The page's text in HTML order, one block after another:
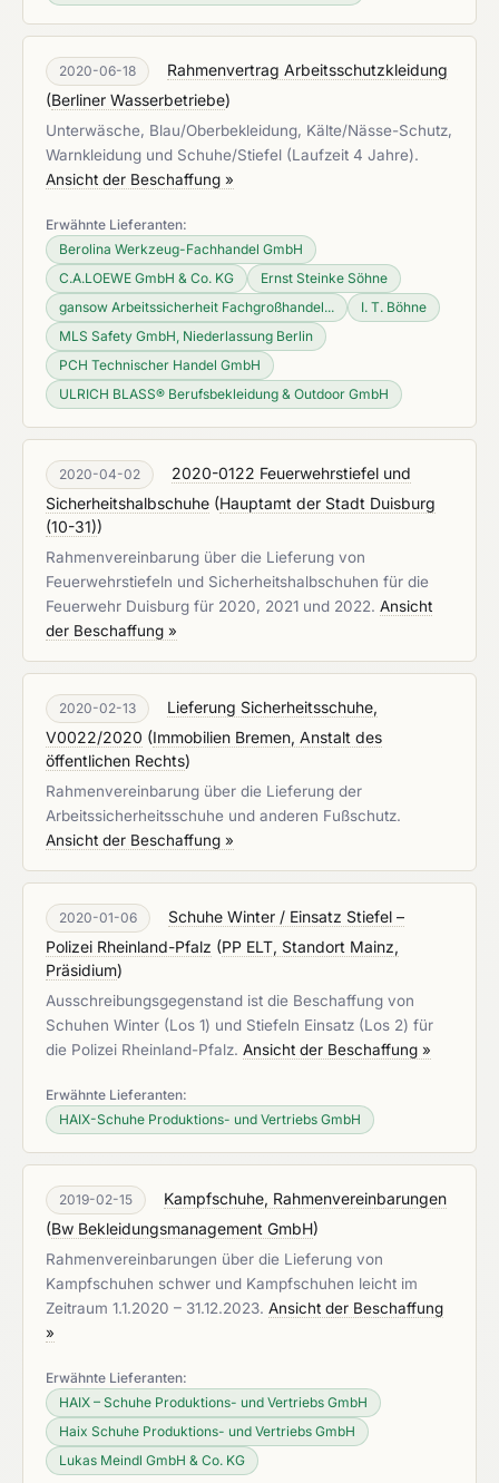
2020-06-18
Rahmenvertrag Arbeitsschutzkleidung
(Berliner Wasserbetriebe)
Unterwäsche, Blau/Oberbekleidung, Kälte/Nässe-Schutz,
Warnkleidung und Schuhe/Stiefel (Laufzeit 4 Jahre).
Ansicht der Beschaffung »
Erwähnte Lieferanten:
Berolina Werkzeug-Fachhandel GmbH
C.A.LOEWE GmbH & Co. KG
Ernst Steinke Söhne
gansow Arbeitssicherheit Fachgroßhandel...
I. T. Böhne
MLS Safety GmbH, Niederlassung Berlin
PCH Technischer Handel GmbH
ULRICH BLASS® Berufsbekleidung & Outdoor GmbH
2020-04-02
2020-0122 Feuerwehrstiefel und
Sicherheitshalbschuhe (Hauptamt der Stadt Duisburg
(10-31))
Rahmenvereinbarung über die Lieferung von
Feuerwehrstiefeln und Sicherheitshalbschuhen für die
Feuerwehr Duisburg für 2020, 2021 und 2022. Ansicht
der Beschaffung »
2020-02-13
Lieferung Sicherheitsschuhe,
V0022/2020 (Immobilien Bremen, Anstalt des
öffentlichen Rechts)
Rahmenvereinbarung über die Lieferung der
Arbeitssicherheitsschuhe und anderen Fußschutz.
Ansicht der Beschaffung »
2020-01-06
Schuhe Winter / Einsatz Stiefel –
Polizei Rheinland-Pfalz (PP ELT, Standort Mainz,
Präsidium)
Ausschreibungsgegenstand ist die Beschaffung von
Schuhen Winter (Los 1) und Stiefeln Einsatz (Los 2) für
die Polizei Rheinland-Pfalz. Ansicht der Beschaffung »
Erwähnte Lieferanten:
HAIX-Schuhe Produktions- und Vertriebs GmbH
2019-02-15
Kampfschuhe, Rahmenvereinbarungen
(Bw Bekleidungsmanagement GmbH)
Rahmenvereinbarungen über die Lieferung von
Kampfschuhen schwer und Kampfschuhen leicht im
Zeitraum 1.1.2020 – 31.12.2023. Ansicht der Beschaffung
»
Erwähnte Lieferanten:
HAIX – Schuhe Produktions- und Vertriebs GmbH
Haix Schuhe Produktions- und Vertriebs GmbH
Lukas Meindl GmbH & Co. KG